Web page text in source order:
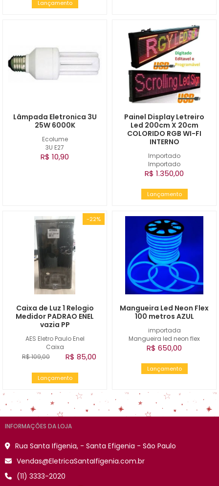
Lançamento
Ecolume
3U E27
Lâmpada Eletronica 3U
25W 6000K
R$ 10,90
Importado
Importado
Painel Display Letreiro
Led 200cm X 20cm
COLORIDO RGB WI-FI
INTERNO
R$ 1.350,00
Lançamento
-22%
AES Eletro Paulo Enel
Caixa
Caixa de Luz 1 Relogio
Medidor PADRAO ENEL
vazia PP
R$ 109,00 R$ 85,00
Lançamento
importada
Mangueira led neon flex
Mangueira Led Neon Flex
100 metros AZUL
R$ 650,00
Lançamento
INFORMAÇÕES DA LOJA
Rua Santa Ifigenia, - Santa Efigenia - São Paulo
Vendas@EletricaSantaIfigenia.com.br
(11) 3333-2020